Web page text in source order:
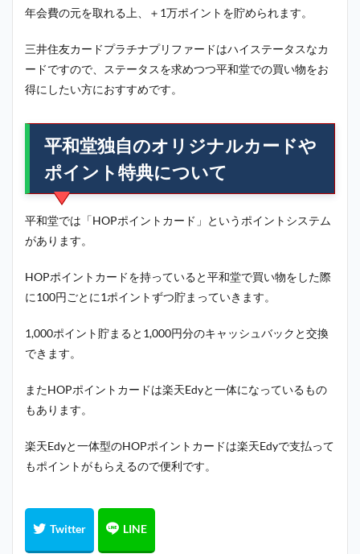
年会費の元を取れる上、＋1万ポイントを貯められます。
三井住友カードプラチナプリファードはハイステータスなカ
ードですので、ステータスを求めつつ平和堂での買い物をお
得にしたい方におすすめです。
平和堂独自のオリジナルカードや
ポイント特典について
平和堂では「HOPポイントカード」というポイントシステム
があります。
HOPポイントカードを持っていると平和堂で買い物をした際
に100円ごとに1ポイントずつ貯まっていきます。
1,000ポイント貯まると1,000円分のキャッシュバックと交換
できます。
またHOPポイントカードは楽天Edyと一体になっているもの
もあります。
楽天Edyと一体型のHOPポイントカードは楽天Edyで支払って
もポイントがもらえるので便利です。